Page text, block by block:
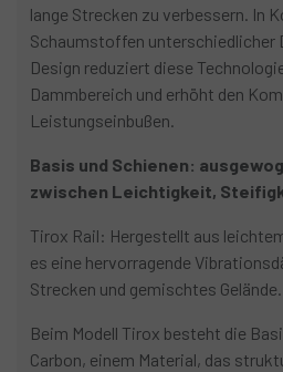
lange Strecken zu verbessern. In
Schaumstoffen unterschiedlicher
Design reduziert diese
Dammbereich und erhöht den
Leistungseinbußen.
Basis und Schienen:
zwischen Leichtigkeit,
Tirox Rail: Hergestellt aus
es eine hervorragende
Strecken und gemischtes Gelände.
Beim Modell Tirox besteht die
Carbon, einem Material, das